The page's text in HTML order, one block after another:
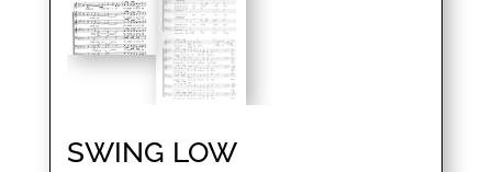
SWING LOW